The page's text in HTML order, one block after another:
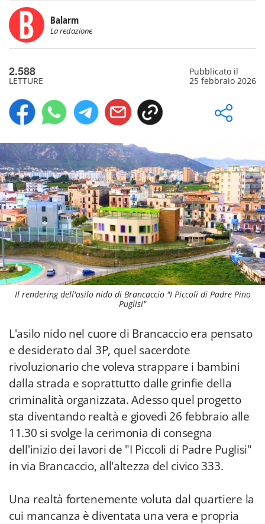
Balarm
La redazione
2.588
LETTURE
Pubblicato il
25 febbraio 2026
Il rendering dell'asilo nido di Brancaccio "I Piccoli di Padre Pino
Puglisi"
L'asilo nido nel cuore di Brancaccio era pensato
e desiderato dal 3P, quel sacerdote
rivoluzionario che voleva strappare i bambini
dalla strada e soprattutto dalle grinfie della
criminalità organizzata. Adesso quel progetto
sta diventando realtà e giovedì 26 febbraio alle
11.30 si svolge la cerimonia di consegna
dell'inizio dei lavori de "I Piccoli di Padre Puglisi"
in via Brancaccio, all'altezza del civico 333.
Una realtà fortenemente voluta dal quartiere la
cui mancanza è diventata una vera e propria